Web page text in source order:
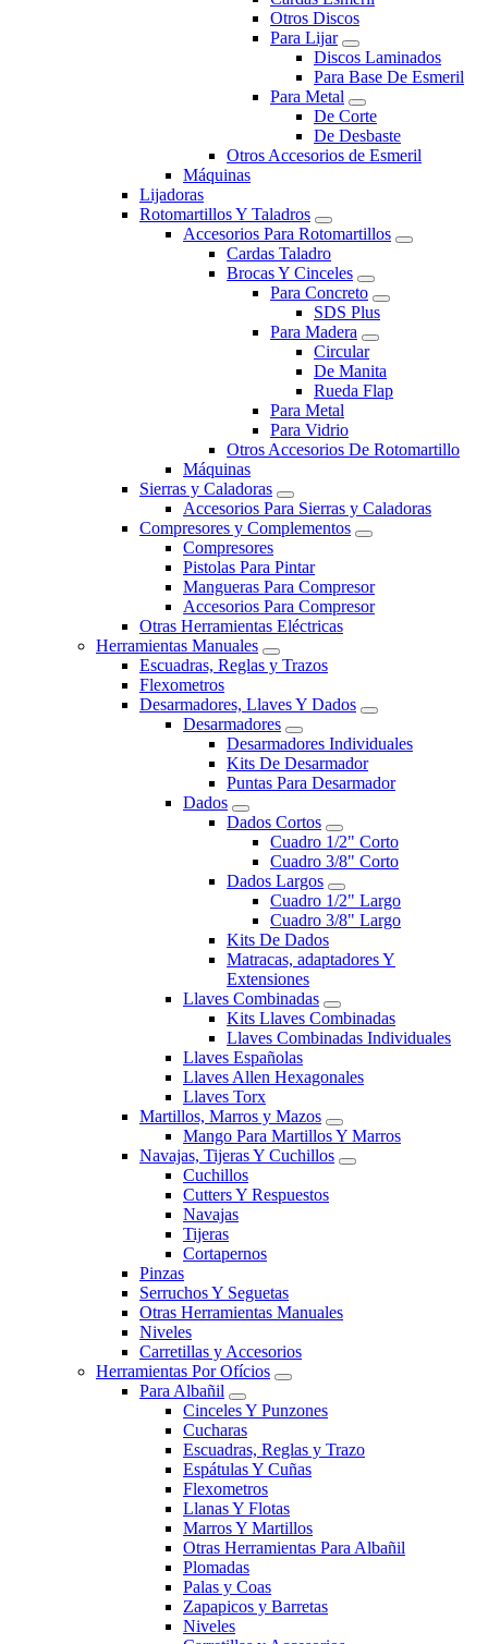
Otros Discos
Para Lijar
Discos Laminados
Para Base De Esmeril
Para Metal
De Corte
De Desbaste
Otros Accesorios de Esmeril
Máquinas
Lijadoras
Rotomartillos Y Taladros
Accesorios Para Rotomartillos
Cardas Taladro
Brocas Y Cinceles
Para Concreto
SDS Plus
Para Madera
Circular
De Manita
Rueda Flap
Para Metal
Para Vidrio
Otros Accesorios De Rotomartillo
Máquinas
Sierras y Caladoras
Accesorios Para Sierras y Caladoras
Compresores y Complementos
Compresores
Pistolas Para Pintar
Mangueras Para Compresor
Accesorios Para Compresor
Otras Herramientas Eléctricas
Herramientas Manuales
Escuadras, Reglas y Trazos
Flexometros
Desarmadores, Llaves Y Dados
Desarmadores
Desarmadores Individuales
Kits De Desarmador
Puntas Para Desarmador
Dados
Dados Cortos
Cuadro 1/2" Corto
Cuadro 3/8" Corto
Dados Largos
Cuadro 1/2" Largo
Cuadro 3/8" Largo
Kits De Dados
Matracas, adaptadores Y
Extensiones
Llaves Combinadas
Kits Llaves Combinadas
Llaves Combinadas Individuales
Llaves Españolas
Llaves Allen Hexagonales
Llaves Torx
Martillos, Marros y Mazos
Mango Para Martillos Y Marros
Navajas, Tijeras Y Cuchillos
Cuchillos
Cutters Y Respuestos
Navajas
Tijeras
Cortapernos
Pinzas
Serruchos Y Seguetas
Otras Herramientas Manuales
Niveles
Carretillas y Accesorios
Herramientas Por Ofícios
Para Albañil
Cinceles Y Punzones
Cucharas
Escuadras, Reglas y Trazo
Espátulas Y Cuñas
Flexometros
Llanas Y Flotas
Marros Y Martillos
Otras Herramientas Para Albañil
Plomadas
Palas y Coas
Zapapicos y Barretas
Niveles